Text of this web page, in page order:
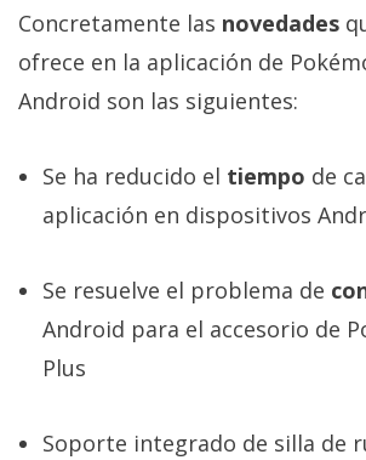
Concretamente las novedades
ofrece en la aplicación de
Android son las siguientes:
Se ha reducido el tiempo de
aplicación en dispositivos
Se resuelve el problema de
Android para el accesorio de
Plus
Soporte integrado de silla de